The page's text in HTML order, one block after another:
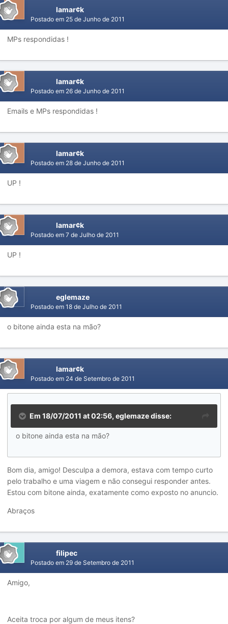
lamar¢k
Postado em 25 de Junho de 2011
MPs respondidas !
lamar¢k
Postado em 26 de Junho de 2011
Emails e MPs respondidas !
lamar¢k
Postado em 28 de Junho de 2011
UP !
lamar¢k
Postado em 7 de Julho de 2011
UP !
eglemaze
Postado em 18 de Julho de 2011
o bitone ainda esta na mão?
lamar¢k
Postado em 24 de Setembro de 2011
Em 18/07/2011 at 02:56, eglemaze disse:
o bitone ainda esta na mão?
Bom dia, amigo! Desculpa a demora, estava com tempo curto
pelo trabalho e uma viagem e não consegui responder antes.
Estou com bitone ainda, exatamente como exposto no anuncio.
Abraços
filipec
Postado em 29 de Setembro de 2011
Amigo,
Aceita troca por algum de meus itens?